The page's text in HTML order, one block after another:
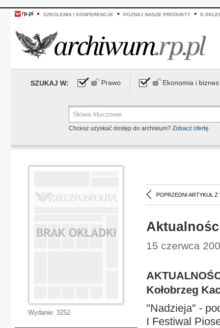
SZKOLENIA I KONFERENCJE POZNAJ NASZE PRODUKTY E-
SZUKAJ W: Prawo Ekonomia i biznes
Chcesz uzyskać dostęp do archiwum? Zobacz ofertę
POPRZEDNI ARTYKUŁ Z
15 czerwca
Kołobrzeg
"Nadzieja" -
I Festiwal
Wydanie: 3252